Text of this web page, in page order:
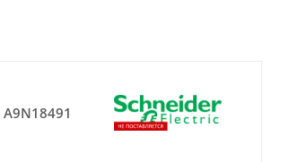
A9N18491